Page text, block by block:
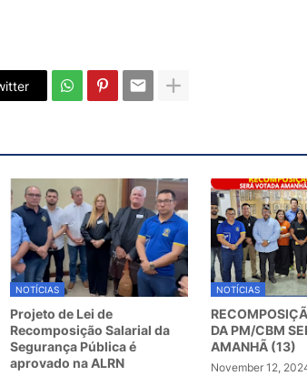
NOTÍCIAS
Projeto de Lei de
Recomposição Salarial da
Segurança Pública é
aprovado na ALRN
NOTÍCIAS
DA PM/CBM
AMANHÃ (13)
November 12,